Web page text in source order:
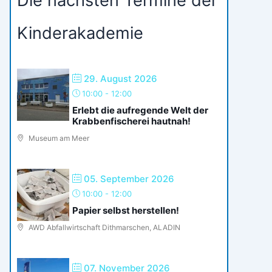
Kinderakademie
29. August 2026
10:00 - 12:00
Erlebt die aufregende Welt der
Krabbenfischerei hautnah!
Museum am Meer
05. September 2026
10:00 - 12:00
Papier selbst herstellen!
AWD Abfallwirtschaft Dithmarschen, ALADIN
07. November 2026